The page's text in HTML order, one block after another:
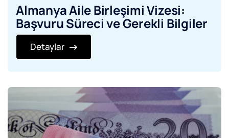
Almanya Aile Birleşimi Vizesi:
Başvuru Süreci ve Gerekli Bilgiler
Detaylar